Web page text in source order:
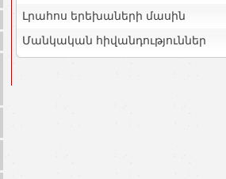
Լրահոս երեխաների մասին
Մանկական հիվանդություններ